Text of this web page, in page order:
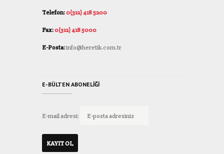
Telefon:0(312) 418 5200
Fax:0(312) 418 5000
E-Posta:info@heretik.com.tr
E-BÜLTEN ABONELIĞI
E-mail adresi: